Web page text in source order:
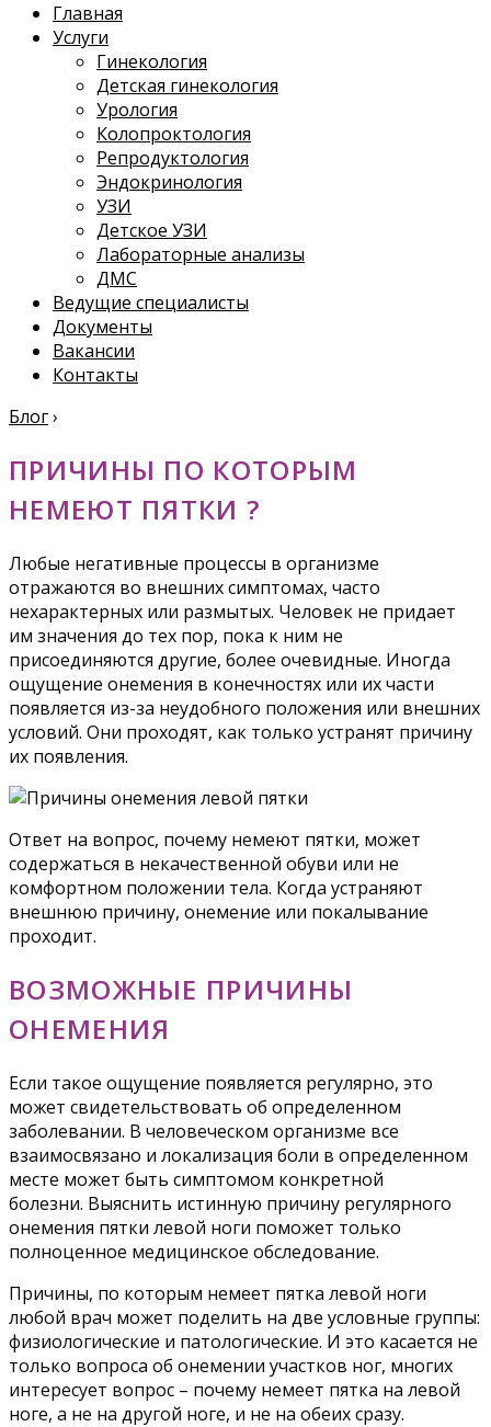
Главная
Услуги
Гинекология
Детская гинекология
Урология
Колопроктология
Репродуктология
Эндокринология
УЗИ
Детское УЗИ
Лабораторные анализы
ДМС
Ведущие специалисты
Документы
Вакансии
Контакты
Блог›
ПРИЧИНЫ ПО КОТОРЫМ
НЕМЕЮТ ПЯТКИ ?
Любые негативные процессы в организме
отражаются во внешних симптомах, часто
нехарактерных или размытых. Человек не придает
им значения до тех пор, пока к ним не
присоединяются другие, более очевидные. Иногда
ощущение онемения в конечностях или их части
появляется из-за неудобного положения или внешних
условий. Они проходят, как только устранят причину
их появления.
Ответ на вопрос, почему немеют пятки, может
содержаться в некачественной обуви или не
комфортном положении тела. Когда устраняют
внешнюю причину, онемение или покалывание
проходит.
ВОЗМОЖНЫЕ ПРИЧИНЫ
ОНЕМЕНИЯ
Если такое ощущение появляется регулярно, это
может свидетельствовать об определенном
заболевании. В человеческом организме все
взаимосвязано и локализация боли в определенном
месте может быть симптомом конкретной
болезни. Выяснить истинную причину регулярного
онемения пятки левой ноги поможет только
полноценное медицинское обследование.
Причины, по которым немеет пятка левой ноги
любой врач может поделить на две условные группы:
физиологические и патологические. И это касается не
только вопроса об онемении участков ног, многих
интересует вопрос – почему немеет пятка на левой
ноге, а не на другой ноге, и не на обеих сразу.